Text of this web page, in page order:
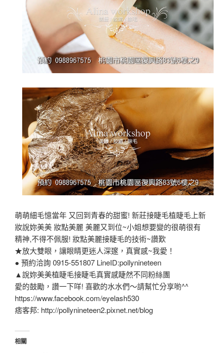
萌萌細毛憶當年 又回到青春的甜蜜! 新莊接睫毛植睫毛上新
妝說妳美美 妝點美麗 美麗又到位~小姐想要變的很萌很有
精神,不得不佩服! 妝點美麗接睫毛的技術~讚歎
★放大雙眼，讓眼睛更迷人深邃，真實感~我愛！
● 預約洽詢 0915-551807 LineID:pollynineteen
▲說妳美美植睫毛接睫毛真實感睫然不同粉絲團
愛的鼓勵，讚一下咩! 喜歡的水水們～請幫忙分享喲^^
https://www.facebook.com/eyelash530
痞客邦: http://pollynineteen2.pixnet.net/blog
相關